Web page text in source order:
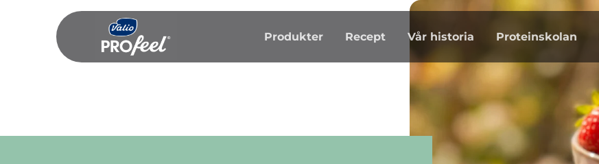
Produkter Recept Vår historia Proteinskolan